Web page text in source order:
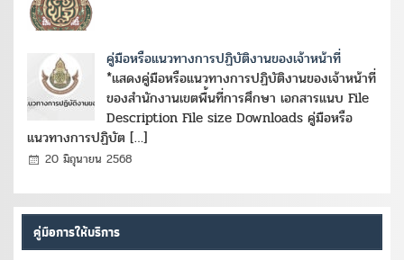
คู่มือหรือแนวทางการปฏิบัติงานของเจ้าหน้าที่
*แสดงคู่มือหรือแนวทางการปฏิบัติงานของเจ้าหน้าที่
ของสำนักงานเขตพื้นที่การศึกษา เอกสารแนบ File
Description File size Downloads คู่มือหรือ
แนวทางการปฏิบัต […]
20 มิถุนายน 2568
คู่มือการให้บริการ